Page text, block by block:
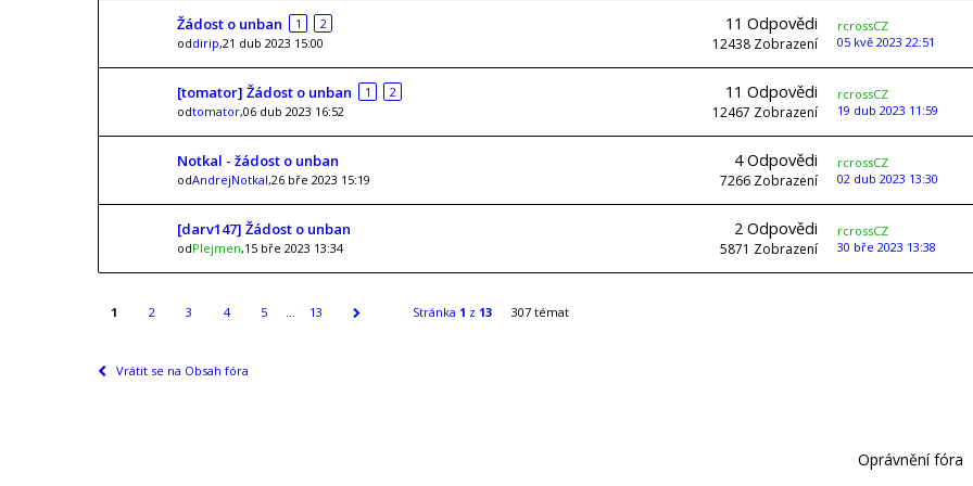
Žádost o unban 1
2
oddirip,21 dub 2023 15:00
11 Odpovědi
12438 Zobrazení
rcrossCZ
05 kvě 2023 22:51
[tomator] Žádost o unban 1
2
odtomator,06 dub 2023 16:52
11 Odpovědi
12467 Zobrazení
rcrossCZ
19 dub 2023 11:59
Notkal - žádost o unban
odAndrejNotkal,26 bře 2023 15:19
4Odpovědi
7266 Zobrazení
rcrossCZ
02 dub 2023 13:30
[darv147] Žádost o unban
odPlejmen,15 bře 2023 13:34
2 Odpovědi
5871 Zobrazení
rcrossCZ
30 bře 2023 13:38
1 2 3 4 5 … 13 Stránka 1 z 13 307 témat
Vrátit se na Obsah fóra
Oprávnění fóra